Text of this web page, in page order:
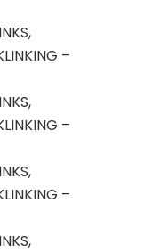
–
–
–